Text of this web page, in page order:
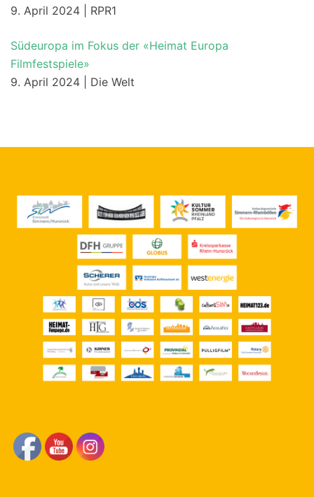
9. April 2024 | RPR1
Südeuropa im Fokus der «Heimat Europa
Filmfestspiele»
9. April 2024 | Die Welt